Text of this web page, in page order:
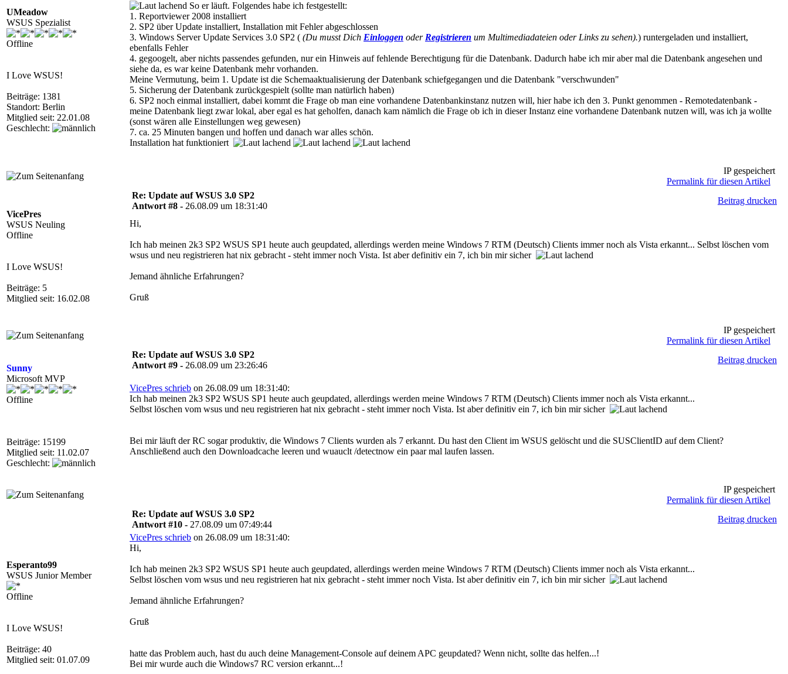
UMeadow
WSUS Spezialist
Offline
I Love WSUS!
Beiträge: 1381
Standort: Berlin
Mitglied seit: 22.01.08
Geschlecht:
So er läuft. Folgendes habe ich festgestellt:
1. Reportviewer 2008 installiert
2. SP2 über Update installiert, Installation mit Fehler abgeschlossen
3. Windows Server Update Services 3.0 SP2 ( (Du musst Dich Einloggen oder Registrieren um Multimediadateien oder Links zu sehen).) runtergeladen und installiert,
ebenfalls Fehler
4. gegoogelt, aber nichts passendes gefunden, nur ein Hinweis auf fehlende Berechtigung für die Datenbank. Dadurch habe ich mir aber mal die Datenbank angesehen und
siehe da, es war keine Datenbank mehr vorhanden.
Meine Vermutung, beim 1. Update ist die Schemaaktualisierung der Datenbank schiefgegangen und die Datenbank "verschwunden"
5. Sicherung der Datenbank zurückgespielt (sollte man natürlich haben)
6. SP2 noch einmal installiert, dabei kommt die Frage ob man eine vorhandene Datenbankinstanz nutzen will, hier habe ich den 3. Punkt genommen - Remotedatenbank -
meine Datenbank liegt zwar lokal, aber egal es hat geholfen, danach kam nämlich die Frage ob ich in dieser Instanz eine vorhandene Datenbank nutzen will, was ich ja wollte
(sonst wären alle Einstellungen weg gewesen)
7. ca. 25 Minuten bangen und hoffen und danach war alles schön.
Installation hat funktioniert
IP gespeichert
Permalink für diesen Artikel
VicePres
WSUS Neuling
Offline
I Love WSUS!
Beiträge: 5
Mitglied seit: 16.02.08
Re: Update auf WSUS 3.0 SP2
Antwort #8 - 26.08.09 um 18:31:40
Beitrag drucken
Hi,
Ich hab meinen 2k3 SP2 WSUS SP1 heute auch geupdated, allerdings werden meine Windows 7 RTM (Deutsch) Clients immer noch als Vista erkannt... Selbst löschen vom
wsus und neu registrieren hat nix gebracht - steht immer noch Vista. Ist aber definitiv ein 7, ich bin mir sicher
Jemand ähnliche Erfahrungen?
Gruß
IP gespeichert
Permalink für diesen Artikel
Sunny
Microsoft MVP
Offline
Beiträge: 15199
Mitglied seit: 11.02.07
Geschlecht:
Re: Update auf WSUS 3.0 SP2
Antwort #9 - 26.08.09 um 23:26:46
Beitrag drucken
VicePres schrieb on 26.08.09 um 18:31:40:
Ich hab meinen 2k3 SP2 WSUS SP1 heute auch geupdated, allerdings werden meine Windows 7 RTM (Deutsch) Clients immer noch als Vista erkannt...
Selbst löschen vom wsus und neu registrieren hat nix gebracht - steht immer noch Vista. Ist aber definitiv ein 7, ich bin mir sicher
Bei mir läuft der RC sogar produktiv, die Windows 7 Clients wurden als 7 erkannt. Du hast den Client im WSUS gelöscht und die SUSClientID auf dem Client?
Anschließend auch den Downloadcache leeren und wuauclt /detectnow ein paar mal laufen lassen.
IP gespeichert
Permalink für diesen Artikel
Esperanto99
WSUS Junior Member
Offline
I Love WSUS!
Beiträge: 40
Mitglied seit: 01.07.09
Re: Update auf WSUS 3.0 SP2
Antwort #10 - 27.08.09 um 07:49:44
Beitrag drucken
VicePres schrieb on 26.08.09 um 18:31:40:
Hi,
Ich hab meinen 2k3 SP2 WSUS SP1 heute auch geupdated, allerdings werden meine Windows 7 RTM (Deutsch) Clients immer noch als Vista erkannt...
Selbst löschen vom wsus und neu registrieren hat nix gebracht - steht immer noch Vista. Ist aber definitiv ein 7, ich bin mir sicher
Jemand ähnliche Erfahrungen?
Gruß
hatte das Problem auch, hast du auch deine Management-Console auf deinem APC geupdated? Wenn nicht, sollte das helfen...!
Bei mir wurde auch die Windows7 RC version erkannt...!